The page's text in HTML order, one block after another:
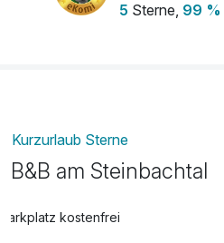
5 Sterne, 99 %
Kurzurlaub Sterne
B&B am Steinbachtal
Parkplatz kostenfrei